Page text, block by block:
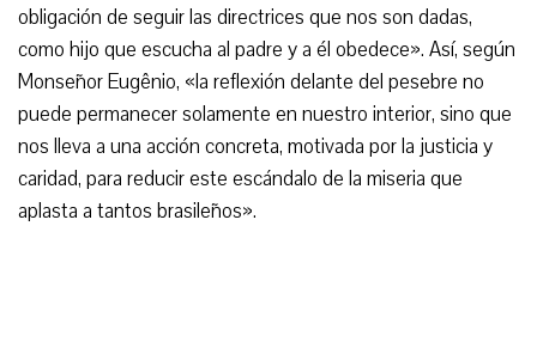
obligación de seguir las directrices que nos son dadas,
como hijo que escucha al padre y a él obedece». Así, según
Monseñor Eugênio, «la reflexión delante del pesebre no
puede permanecer solamente en nuestro interior, sino que
nos lleva a una acción concreta, motivada por la justicia y
caridad, para reducir este escándalo de la miseria que
aplasta a tantos brasileños».